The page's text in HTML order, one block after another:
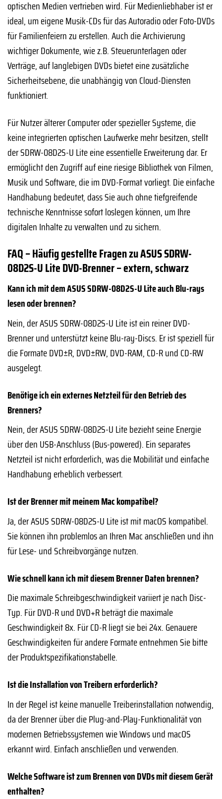
optischen Medien vertrieben wird. Für Medienliebhaber ist er
ideal, um eigene Musik-CDs für das Autoradio oder Foto-DVDs
für Familienfeiern zu erstellen. Auch die Archivierung
wichtiger Dokumente, wie z.B. Steuerunterlagen oder
Verträge, auf langlebigen DVDs bietet eine zusätzliche
Sicherheitsebene, die unabhängig von Cloud-Diensten
funktioniert.
Für Nutzer älterer Computer oder spezieller Systeme, die
keine integrierten optischen Laufwerke mehr besitzen, stellt
der SDRW-08D2S-U Lite eine essentielle Erweiterung dar. Er
ermöglicht den Zugriff auf eine riesige Bibliothek von Filmen,
Musik und Software, die im DVD-Format vorliegt. Die einfache
Handhabung bedeutet, dass Sie auch ohne tiefgreifende
technische Kenntnisse sofort loslegen können, um Ihre
digitalen Inhalte zu verwalten und zu sichern.
FAQ – Häufig gestellte Fragen zu ASUS SDRW-
08D2S-U Lite DVD-Brenner – extern, schwarz
Kann ich mit dem ASUS SDRW-08D2S-U Lite auch Blu-rays
lesen oder brennen?
Nein, der ASUS SDRW-08D2S-U Lite ist ein reiner DVD-
Brenner und unterstützt keine Blu-ray-Discs. Er ist speziell für
die Formate DVD±R, DVD±RW, DVD-RAM, CD-R und CD-RW
ausgelegt.
Benötige ich ein externes Netzteil für den Betrieb des
Brenners?
Nein, der ASUS SDRW-08D2S-U Lite bezieht seine Energie
über den USB-Anschluss (Bus-powered). Ein separates
Netzteil ist nicht erforderlich, was die Mobilität und einfache
Handhabung erheblich verbessert.
Ist der Brenner mit meinem Mac kompatibel?
Ja, der ASUS SDRW-08D2S-U Lite ist mit macOS kompatibel.
Sie können ihn problemlos an Ihren Mac anschließen und ihn
für Lese- und Schreibvorgänge nutzen.
Wie schnell kann ich mit diesem Brenner Daten brennen?
Die maximale Schreibgeschwindigkeit variiert je nach Disc-
Typ. Für DVD-R und DVD+R beträgt die maximale
Geschwindigkeit 8x. Für CD-R liegt sie bei 24x. Genauere
Geschwindigkeiten für andere Formate entnehmen Sie bitte
der Produktspezifikationstabelle.
Ist die Installation von Treibern erforderlich?
In der Regel ist keine manuelle Treiberinstallation notwendig,
da der Brenner über die Plug-and-Play-Funktionalität von
modernen Betriebssystemen wie Windows und macOS
erkannt wird. Einfach anschließen und verwenden.
Welche Software ist zum Brennen von DVDs mit diesem Gerät
enthalten?